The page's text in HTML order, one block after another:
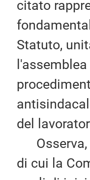
citato
Statuto,
del
Osserva,
di cui la